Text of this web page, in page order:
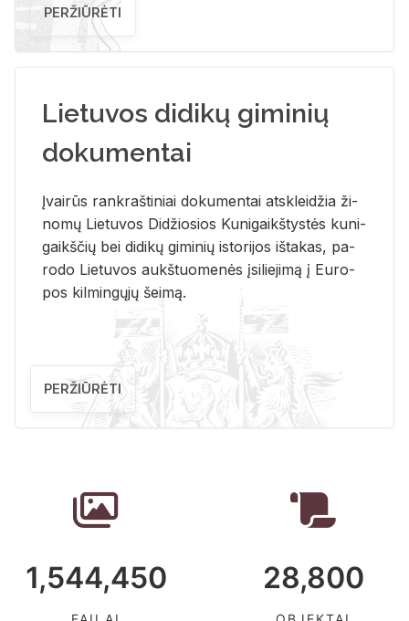
PERŽIŪRĖTI
Lietuvos didikų giminių
dokumentai
Įvai­rūs rank­raš­ti­niai do­ku­men­tai at­sklei­džia ži­
no­mų Lie­tu­vos Di­džio­sios Ku­ni­gaikš­tys­tės ku­ni­
gaikš­čių bei di­di­kų gi­mi­nių is­to­ri­jos iš­ta­kas, pa­
ro­do Lie­tu­vos aukš­tuo­me­nės įsi­lie­ji­mą į Eu­ro­
pos kil­min­gų­jų šei­mą.
PERŽIŪRĖTI
1,544,450 28,800